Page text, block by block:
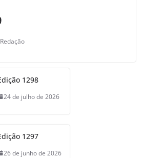
Redação
1298
24 de julho de 2026
1297
26 de junho de 2026